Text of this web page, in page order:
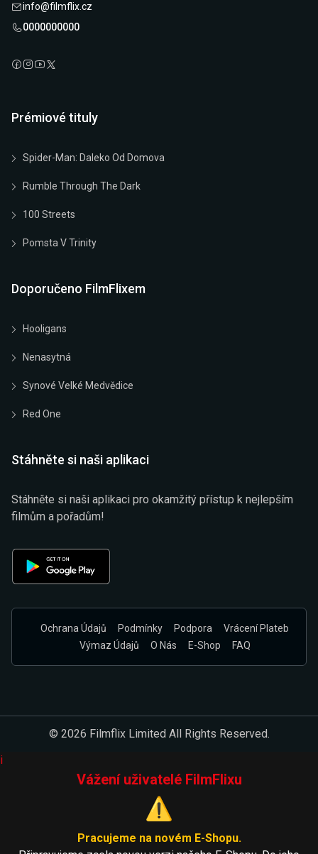
info@filmflix.cz
0000000000
Prémiové tituly
Spider-Man: Daleko Od Domova
Rumble Through The Dark
100 Streets
Pomsta V Trinity
Doporučeno FilmFlixem
Hooligans
Nenasytná
Synové Velké Medvědice
Red One
Stáhněte si naši aplikaci
Stáhněte si naši aplikaci pro okamžitý přístup k nejlepším
filmům a pořadům!
Ochrana Údajů Podmínky Podpora
Vrácení Plateb
Výmaz Údajů
O Nás E-Shop FAQ
© 2026 Filmflix Limited All Rights Reserved.
i
Vážení uživatelé FilmFlixu
⚠️
Pracujeme na novém E-Shopu.